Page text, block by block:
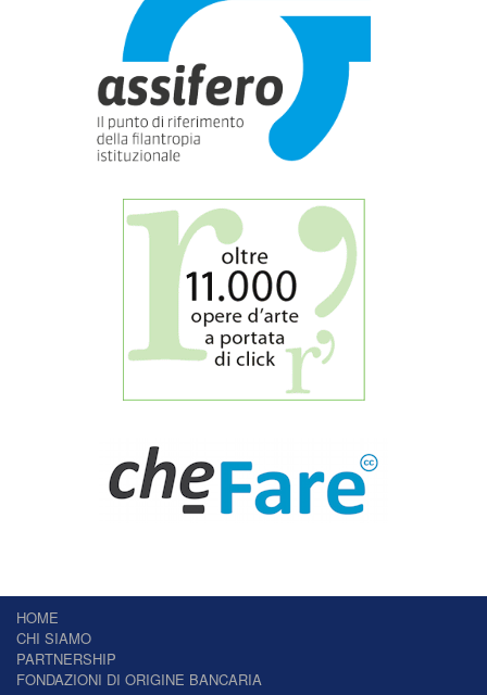
HOME
CHI SIAMO
PARTNERSHIP
FONDAZIONI DI ORIGINE BANCARIA